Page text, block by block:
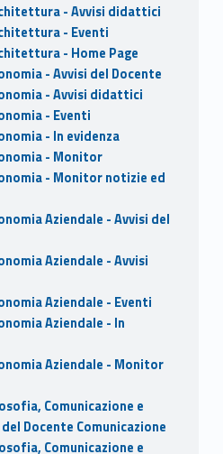
- Avvisi didattici
- Eventi
- Home Page
- Avvisi del Docente
- Avvisi didattici
- Eventi
- In evidenza
- Monitor
- Monitor notizie ed
Aziendale - Avvisi del
Aziendale - Avvisi
Aziendale - Eventi
Aziendale - In
Aziendale - Monitor
Comunicazione e
Docente Comunicazione
Comunicazione e